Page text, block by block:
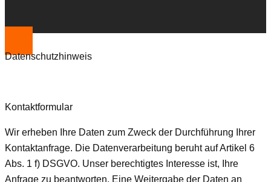
Datenschutzhinweis
Kontaktformular
Wir erheben Ihre Daten zum Zweck der Durchführung Ihrer
Kontaktanfrage. Die Datenverarbeitung beruht auf Artikel 6
Abs. 1 f) DSGVO. Unser berechtigtes Interesse ist, Ihre
Anfrage zu beantworten. Eine Weitergabe der Daten an